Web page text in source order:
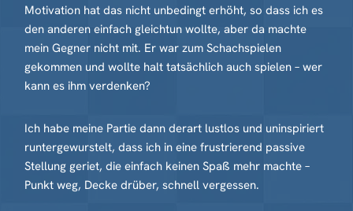
Motivation hat das nicht unbedingt erhöht, so dass ich es
den anderen einfach gleichtun wollte, aber da machte
mein Gegner nicht mit. Er war zum Schachspielen
gekommen und wollte halt tatsächlich auch spielen – wer
kann es ihm verdenken?
Ich habe meine Partie dann derart lustlos und uninspiriert
runtergewurstelt, dass ich in eine frustrierend passive
Stellung geriet, die einfach keinen Spaß mehr machte –
Punkt weg, Decke drüber, schnell vergessen.